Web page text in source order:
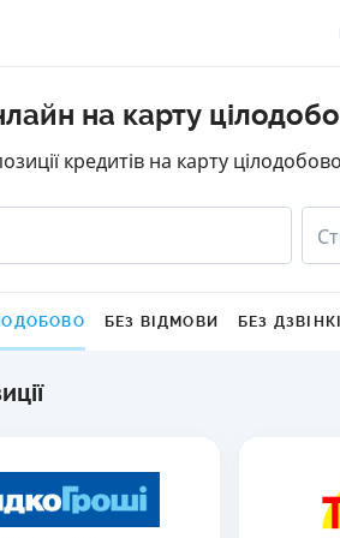
на карту
кредитів на карту
БЕЗ ВІДМОВИ БЕЗ